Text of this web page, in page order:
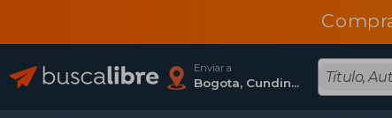
Enviar a
Bogota, Cundinamarca